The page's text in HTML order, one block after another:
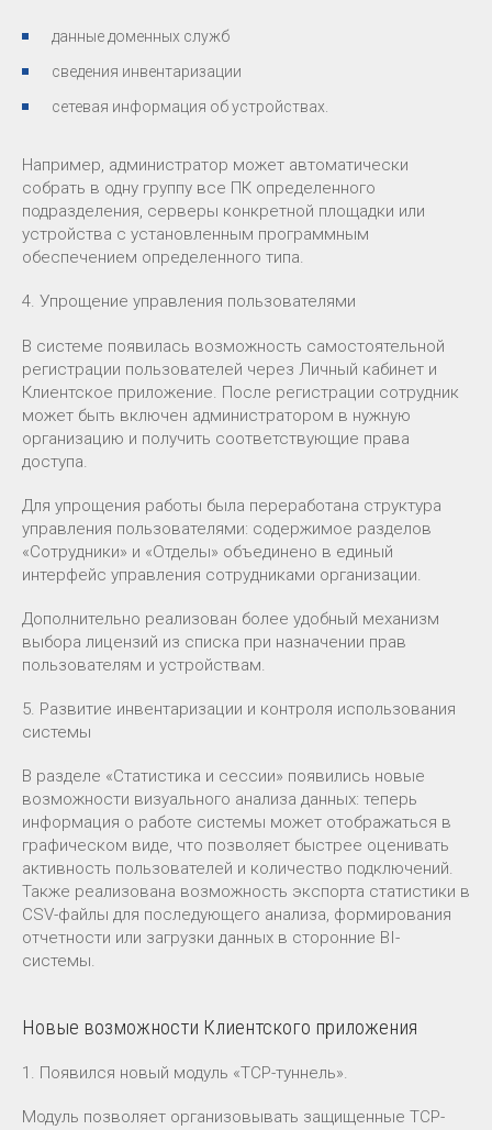
данные доменных служб
сведения инвентаризации
сетевая информация об устройствах.
Например, администратор может автоматически
собрать в одну группу все ПК определенного
подразделения, серверы конкретной площадки или
устройства с установленным программным
обеспечением определенного типа.
4. Упрощение управления пользователями
В системе появилась возможность самостоятельной
регистрации пользователей через Личный кабинет и
Клиентское приложение. После регистрации сотрудник
может быть включен администратором в нужную
организацию и получить соответствующие права
доступа.
Для упрощения работы была переработана структура
управления пользователями: содержимое разделов
«Сотрудники» и «Отделы» объединено в единый
интерфейс управления сотрудниками организации.
Дополнительно реализован более удобный механизм
выбора лицензий из списка при назначении прав
пользователям и устройствам.
5. Развитие инвентаризации и контроля использования
системы
В разделе «Статистика и сессии» появились новые
возможности визуального анализа данных: теперь
информация о работе системы может отображаться в
графическом виде, что позволяет быстрее оценивать
активность пользователей и количество подключений.
Также реализована возможность экспорта статистики в
CSV-файлы для последующего анализа, формирования
отчетности или загрузки данных в сторонние BI-
системы.
Новые возможности Клиентского приложения
1. Появился новый модуль «TCP-туннель».
Модуль позволяет организовывать защищенные TCP-